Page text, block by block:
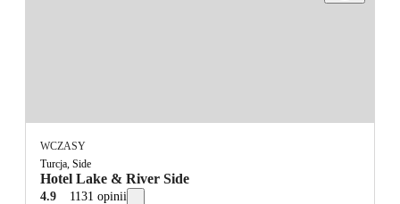
WCZASY
Turcja, Side
Hotel Lake & River Side
4.9 1131 opinii